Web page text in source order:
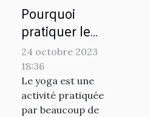
Pourquoi
pratiquer le
yoga ?
24 octobre 2023
18:36
Le yoga est une
activité pratiquée
par beaucoup de